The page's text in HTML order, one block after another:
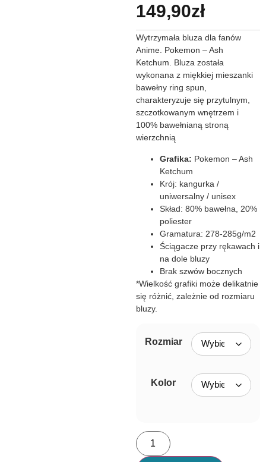
na
podstawie
ocen
klientów
149,90zł
Wytrzymała bluza dla fanów
Anime. Pokemon – Ash
Ketchum. Bluza została
wykonana z miękkiej mieszanki
bawełny ring spun,
charakteryzuje się przytulnym,
szczotkowanym wnętrzem i
100% bawełnianą stroną
wierzchnią
Grafika: Pokemon – Ash
Ketchum
Krój: kangurka /
uniwersalny / unisex
Skład: 80% bawełna, 20%
poliester
Gramatura: 278-285g/m2
Ściągacze przy rękawach i
na dole bluzy
Brak szwów bocznych
*Wielkość grafiki może delikatnie
się różnić, zależnie od rozmiaru
bluzy.
Rozmiar
Kolor